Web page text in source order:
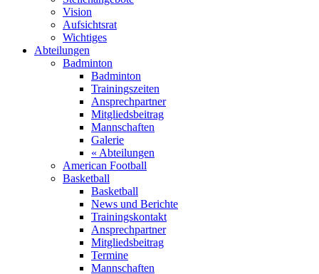
Vision
Aufsichtsrat
Wichtiges
Abteilungen
Badminton
Badminton
Trainingszeiten
Ansprechpartner
Mitgliedsbeitrag
Mannschaften
Galerie
« Abteilungen
American Football
Basketball
Basketball
News und Berichte
Trainingskontakt
Ansprechpartner
Mitgliedsbeitrag
Termine
Mannschaften